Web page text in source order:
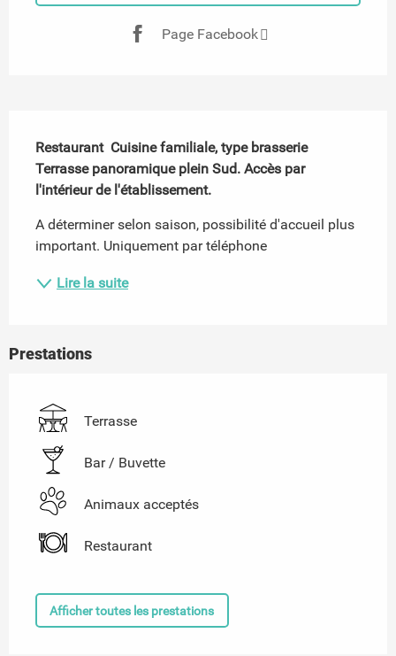
Page Facebook
Restaurant  Cuisine familiale, type brasserie
Terrasse panoramique plein Sud. Accès par
l'intérieur de l'établissement.
A déterminer selon saison, possibilité d'accueil plus
important. Uniquement par téléphone
Lire la suite
Prestations
Terrasse
Bar / Buvette
Animaux acceptés
Restaurant
Afficher toutes les prestations